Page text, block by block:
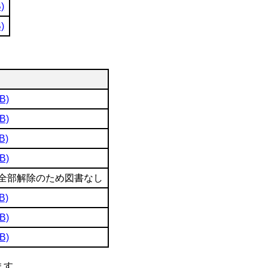
部解除のため図書なし
。